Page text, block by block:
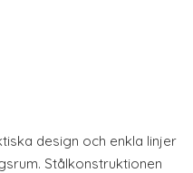
design och enkla linjer
Stålkonstruktionen